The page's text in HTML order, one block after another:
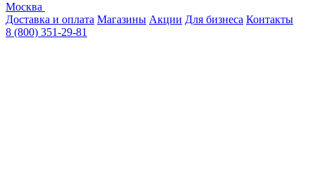
Москва
Доставка и оплата Магазины Акции Для бизнеса Контакты
8 (800) 351-29-81